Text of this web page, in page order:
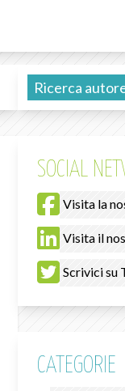
SOCIAL
Visita la
Visita il
Scrivici su
CATEGORIE